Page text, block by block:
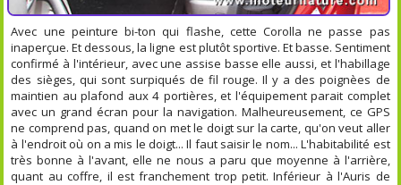
Avec une peinture bi-ton qui flashe, cette Corolla ne passe pas
inaperçue. Et dessous, la ligne est plutôt sportive. Et basse. Sentiment
confirmé à l'intérieur, avec une assise basse elle aussi, et l'habillage
des sièges, qui sont surpiqués de fil rouge. Il y a des poignèes de
maintien au plafond aux 4 portières, et l'équipement parait complet
avec un grand écran pour la navigation. Malheureusement, ce GPS
ne comprend pas, quand on met le doigt sur la carte, qu'on veut aller
à l'endroit où on a mis le doigt... Il faut saisir le nom... L'habitabilité est
très bonne à l'avant, elle ne nous a paru que moyenne à l'arrière,
quant au coffre, il est franchement trop petit. Inférieur à l'Auris de